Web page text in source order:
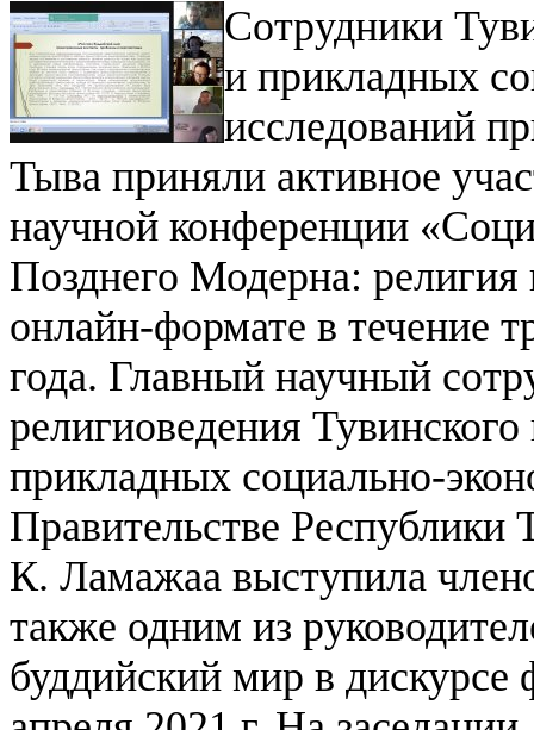
Сотрудники
и прикладных
исследований
Тыва приняли активное
научной конференции
Позднего Модерна:
онлайн-формате в течение
года. Главный научный
религиоведения
прикладных социально-
Правительстве
К. Ламажаа выступила
также одним из
буддийский мир в дискурсе